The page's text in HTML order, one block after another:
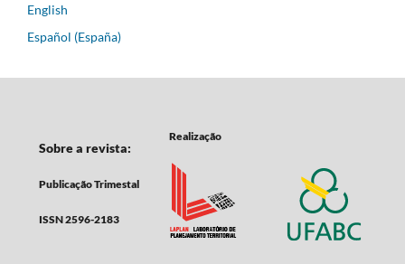
English
Español (España)
Sobre a revista:
Publicação Trimestal
ISSN 2596-2183
Realização